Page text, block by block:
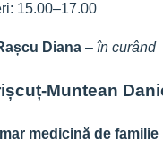
15.00–17.00
Diana– în curând
Muntean
medicină de familie